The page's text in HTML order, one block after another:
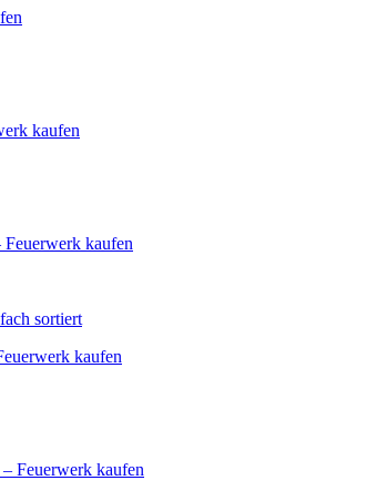
kaufen
Feuerwerk kaufen
sortiert
kaufen
Feuerwerk kaufen